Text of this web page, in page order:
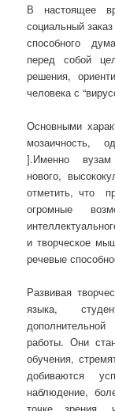
В настоящее
социальный
способного
перед собой
решения,
человека с
Основными
мозаичность,
].Именно вузам
нового,
отметить, что
огромные
и творческое
речевые
Развивая
языка,
работы. Они
обучения,
добиваются
наблюдение,